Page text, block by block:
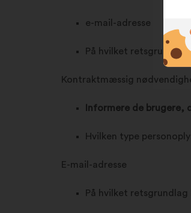
e-mail-adresse
På hvilket retsgrundlag
Kontraktmæssig
Informere de brugere,
Hvilken type
E-mail-adresse
På hvilket retsgrundlag